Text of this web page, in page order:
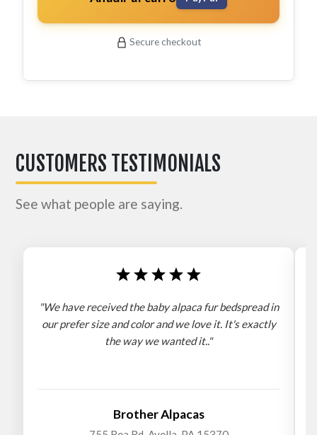
Secure checkout
CUSTOMERS TESTIMONIALS
See what people are saying.
"We have received the baby alpaca fur bedspread in
our prefer size and color and we love it. It's exactly
the way we wanted it.."
Brother Alpacas